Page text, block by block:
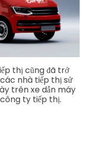
thị cũng đã trở
nhà tiếp thị sử
trên xe dẫn máy
ty tiếp thị.